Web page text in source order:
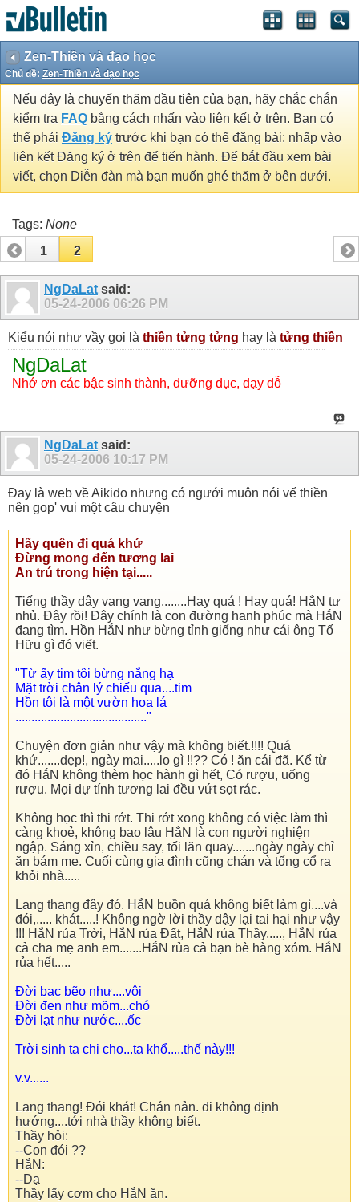
Zen-Thiền và đạo học
Chủ đề: Zen-Thiền và đạo học
Nếu đây là chuyến thăm đầu tiên của bạn, hãy chắc chắn
kiểm tra FAQ bằng cách nhấn vào liên kết ở trên. Bạn có
thể phải Đăng ký trước khi bạn có thể đăng bài: nhấp vào
liên kết Đăng ký ở trên để tiến hành. Để bắt đầu xem bài
viết, chọn Diễn đàn mà bạn muốn ghé thăm ở bên dưới.
Tags: None
1
2
NgDaLat said:
05-24-2006 06:26 PM
Kiểu nói như vầy gọi là thiền tửng tửng hay là tửng thiền
NgDaLat
Nhớ ơn các bậc sinh thành, dưỡng dục, dạy dỗ
NgDaLat said:
05-24-2006 10:17 PM
Đay là web về Aikido nhưng có ngưới muôn nói vế thiền
nên gop' vui một câu chuyện
Hãy quên đi quá khứ
Đừng mong đến tương lai
An trú trong hiện tại.....
Tiếng thầy dậy vang vang........Hay quá ! Hay quá! HắN tự
nhủ. Đây rồi! Đây chính là con đường hanh phúc mà HắN
đang tìm. Hồn HắN như bừng tỉnh giống như cái ông Tố
Hữu gì đó viết.
"Từ ấy tim tôi bừng nắng hạ
Mặt trời chân lý chiếu qua....tim
Hồn tôi là một vườn hoa lá
........................................."
Chuyện đơn giản như vậy mà không biết.!!!! Quá
khứ.......dẹp!, ngày mai.....lo gì !!?? Có ! ăn cái đã. Kể từ
đó HắN không thèm học hành gì hết, Có rượu, uống
rượu. Mọi dự tính tương lai đều vứt sọt rác.
Không học thì thi rớt. Thi rớt xong không có việc làm thì
càng khoẻ, không bao lâu HắN là con người nghiện
ngập. Sáng xỉn, chiều say, tối lăn quay.......ngày ngày chỉ
ăn bám mẹ. Cuối cùng gia đình cũng chán và tống cổ ra
khỏi nhà.....
Lang thang đây đó. HắN buồn quá không biết làm gì....và
đói,..... khát.....! Không ngờ lời thầy dậy lại tai hại như vậy
!!! HắN rủa Trời, HắN rủa Đất, HắN rủa Thầy....., HắN rủa
cả cha mẹ anh em.......HắN rủa cả bạn bè hàng xóm. HắN
rủa hết.....
Đời bạc bẽo như....vôi
Đời đen như mõm...chó
Đời lạt như nước....ốc
Trời sinh ta chi cho...ta khổ.....thế này!!!
v.v......
Lang thang! Đói khát! Chán nản. đi không định
hướng....tới nhà thầy không biết.
Thầy hỏi:
--Con đói ??
HắN:
--Dạ
Thầy lấy cơm cho HắN ăn.